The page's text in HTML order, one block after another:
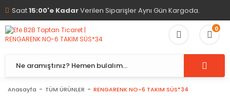
Saat15:00'e KadarVerilen Siparişler Aynı Gün Kargoda.
0
Anasayfa TÜM ÜRÜNLER RENGARENK NO-6 TAKIM SÜS*34